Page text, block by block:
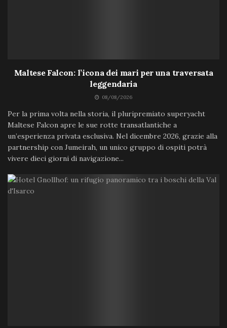
Maltese Falcon: l’icona dei mari per una traversata
leggendaria
08/08/2026
Per la prima volta nella storia, il pluripremiato superyacht
Maltese Falcon apre le sue rotte transatlantiche a
un’esperienza privata esclusiva. Nel dicembre 2026, grazie alla
partnership con Jumeirah, un unico gruppo di ospiti potrà
vivere dieci giorni di navigazione...